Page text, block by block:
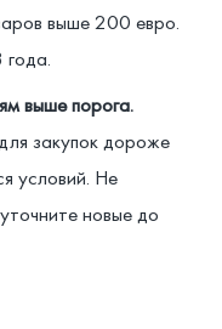
выше 200 евро.
выше порога.
закупок дороже
условий. Не
новые до